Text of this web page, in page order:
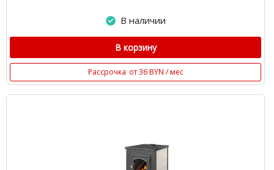
В наличии
В корзину
Рассрочка от 36 BYN / мес